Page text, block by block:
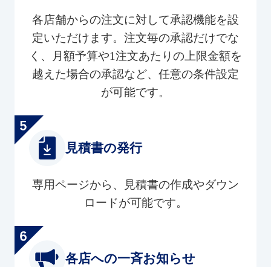
各店舗からの注文に対して承認機能を設
定いただけます。注文毎の承認だけでな
く、月額予算や1注文あたりの上限金額を
越えた場合の承認など、任意の条件設定
が可能です。
見積書の発行
専用ページから、見積書の作成やダウン
ロードが可能です。
各店への一斉お知らせ